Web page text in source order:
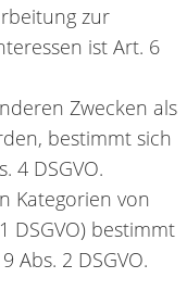
zur
ist Art. 6
Zwecken als
bestimmt sich
4 DSGVO.
Kategorien von
DSGVO) bestimmt
Abs. 2 DSGVO.